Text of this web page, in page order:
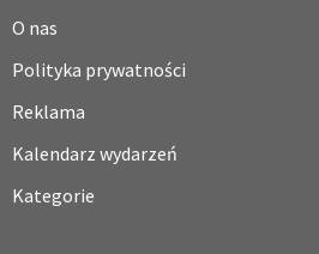
O nas
Polityka prywatności
Reklama
Kalendarz wydarzeń
Kategorie